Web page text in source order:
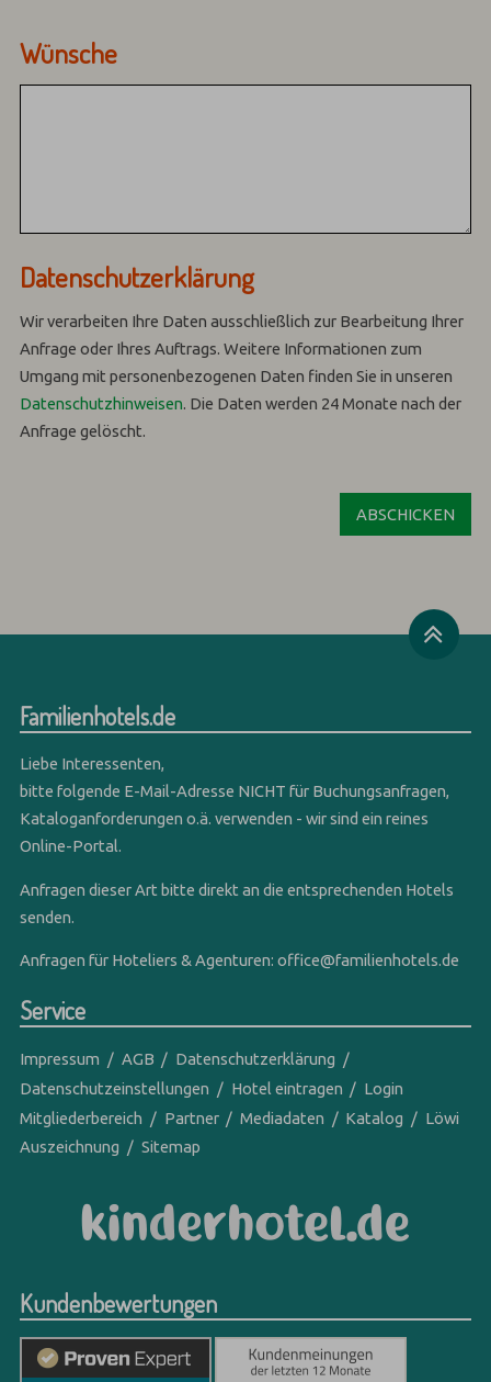
Wünsche
Datenschutzerklärung
Wir verarbeiten Ihre Daten ausschließlich zur Bearbeitung Ihrer
Anfrage oder Ihres Auftrags.Weitere Informationen zum
Umgang mit personenbezogenen Daten finden Sie in unseren
Datenschutzhinweisen. Die Daten werden 24 Monate nach der
Anfrage gelöscht.
Familienhotels.de
Liebe Interessenten,
bitte folgende E-Mail-Adresse NICHT für Buchungsanfragen,
Kataloganforderungen o.ä. verwenden - wir sind ein reines
Online-Portal.
Anfragen dieser Art bitte direkt an die entsprechenden Hotels
senden.
Anfragen für Hoteliers & Agenturen:office@familienhotels.de
Service
Impressum AGB
Datenschutzerklärung
Datenschutzeinstellungen
Hotel eintragen
Login
Mitgliederbereich
Partner Mediadaten Katalog
Löwi
Auszeichnung
Sitemap
Kundenbewertungen